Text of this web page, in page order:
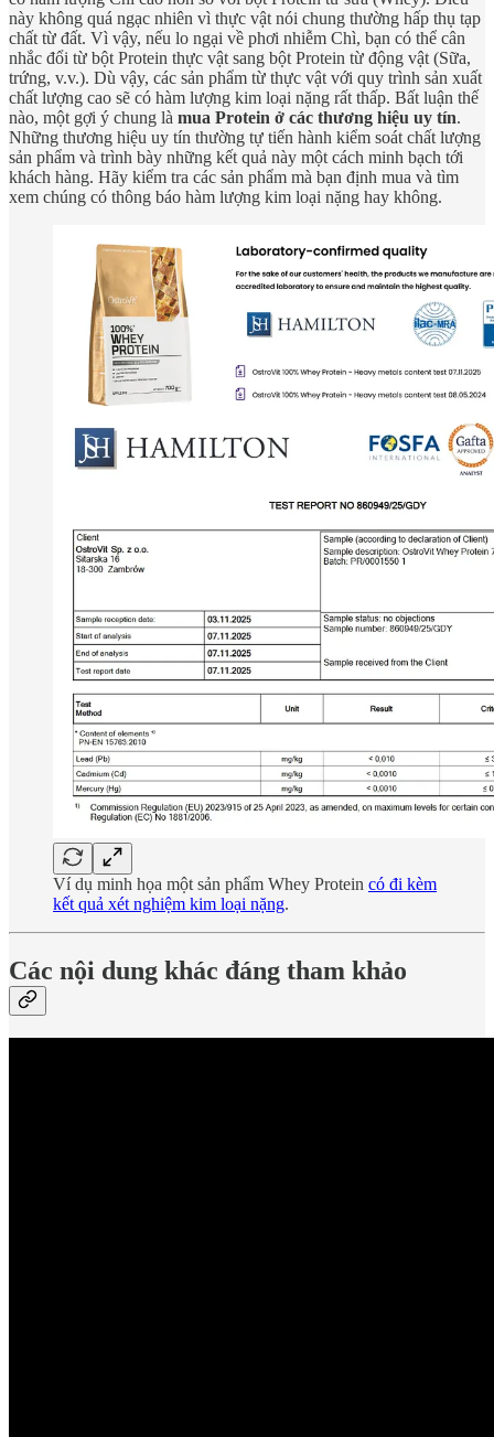
này không quá ngạc nhiên vì thực vật nói chung thường hấp thụ tạp
chất từ đất. Vì vậy, nếu lo ngại về phơi nhiễm Chì, bạn có thể cân
nhắc đổi từ bột Protein thực vật sang bột Protein từ động vật (Sữa,
trứng, v.v.). Dù vậy, các sản phẩm từ thực vật với quy trình sản xuất
chất lượng cao sẽ có hàm lượng kim loại nặng rất thấp. Bất luận thế
nào, một gợi ý chung là mua Protein ở các thương hiệu uy tín.
Những thương hiệu uy tín thường tự tiến hành kiểm soát chất lượng
sản phẩm và trình bày những kết quả này một cách minh bạch tới
khách hàng. Hãy kiểm tra các sản phẩm mà bạn định mua và tìm
xem chúng có thông báo hàm lượng kim loại nặng hay không.
Ví dụ minh họa một sản phẩm Whey Protein có đi kèm
kết quả xét nghiệm kim loại nặng.
Các nội dung khác đáng tham khảo